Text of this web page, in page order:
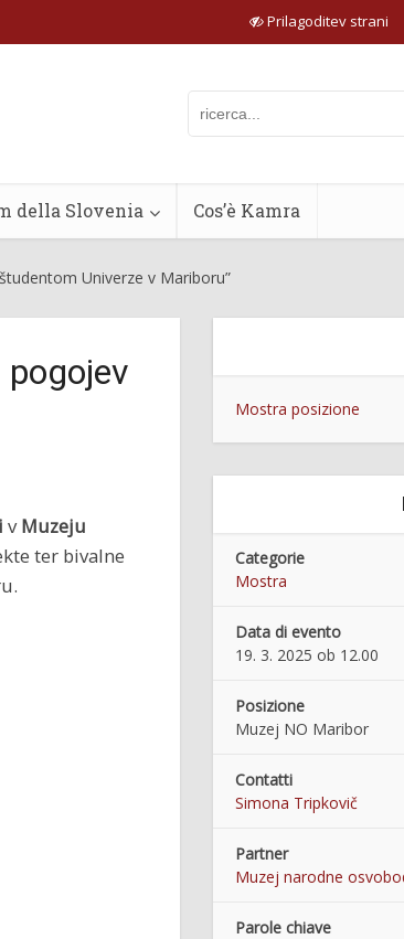
Prilagoditev strani
della Slovenia Cos’è Kamra
Univerze v Mariboru”
vMuzeju
ter bivalne
Mostra posizione
Categorie
Mostra
Data di evento
19. 3. 2025 ob 12.00
Posizione
Muzej NO Maribor
Contatti
Simona Tripkovič
Partner
Muzej narodne
Parole chiave